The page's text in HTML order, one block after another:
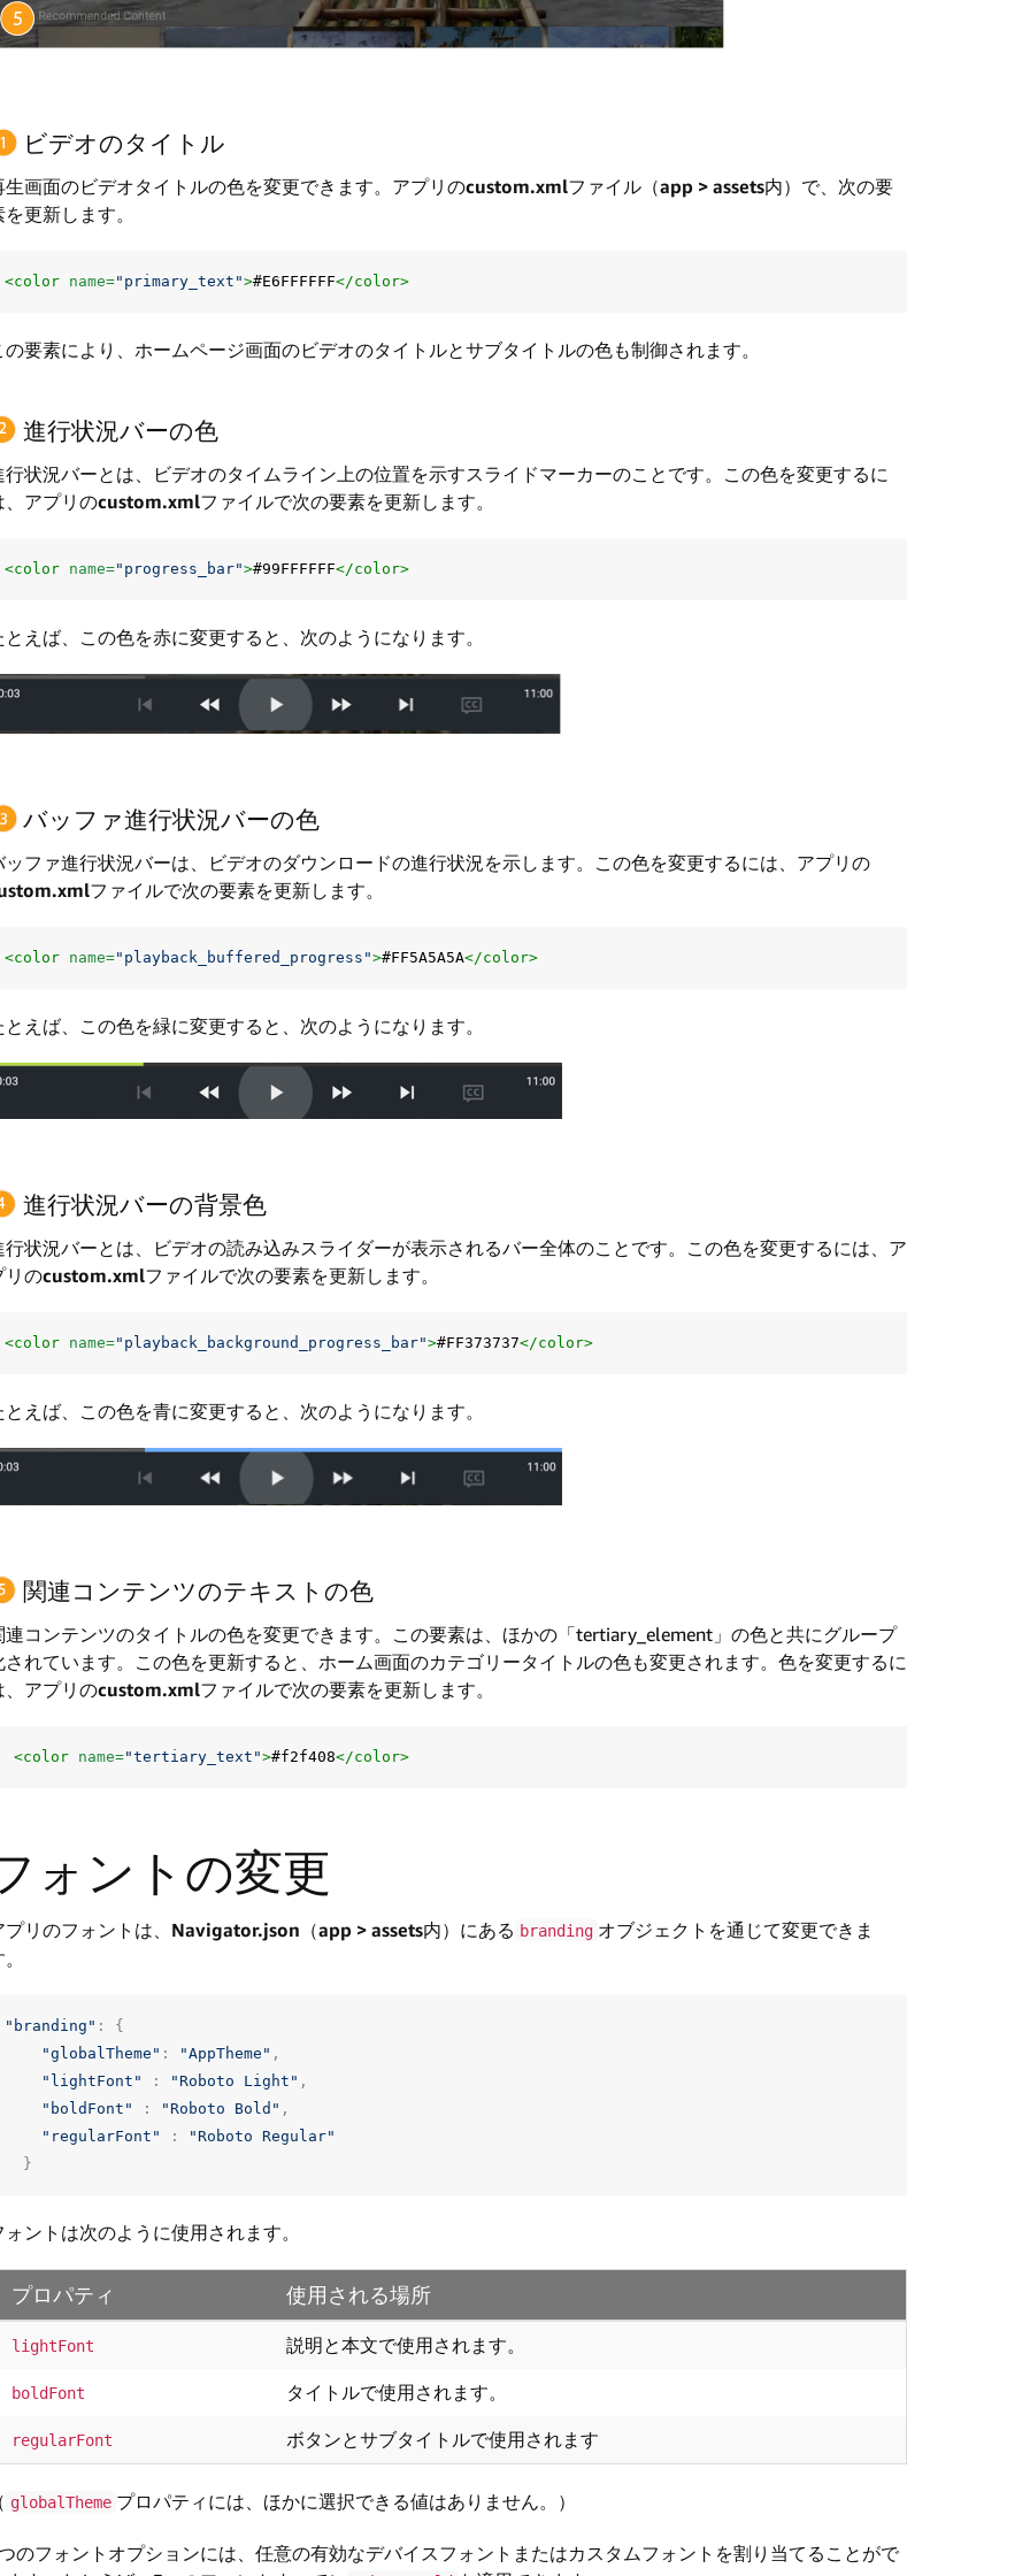
ビデオのタイトル
生画面のビデオタイトルの色を変更できます。アプリのcustom.xmlファイル（app > assets内）で、次の要
を更新します。
<color name="primary_text">#E6FFFFFF</color>
の要素により、ホームページ画面のビデオのタイトルとサブタイトルの色も制御されます。
進行状況バーの色
行状況バーとは、ビデオのタイムライン上の位置を示すスライドマーカーのことです。この色を変更するに
、アプリのcustom.xmlファイルで次の要素を更新します。
<color name="progress_bar">#99FFFFFF</color>
とえば、この色を赤に変更すると、次のようになります。
バッファ進行状況バーの色
ッファ進行状況バーは、ビデオのダウンロードの進行状況を示します。この色を変更するには、アプリの
ファイルで次の要素を更新します。
<color name="playback_buffered_progress">#FF5A5A5A</color>
とえば、この色を緑に変更すると、次のようになります。
進行状況バーの背景色
行状況バーとは、ビデオの読み込みスライダーが表示されるバー全体のことです。この色を変更するには、ア
リのcustom.xmlファイルで次の要素を更新します。
<color name="playback_background_progress_bar">#FF373737</color>
とえば、この色を青に変更すると、次のようになります。
関連コンテンツのテキストの色
連コンテンツのタイトルの色を変更できます。この要素は、ほかの「tertiary_element」の色と共にグループ
されています。この色を更新すると、ホーム画面のカテゴリータイトルの色も変更されます。色を変更するに
、アプリのcustom.xmlファイルで次の要素を更新します。
<color name="tertiary_text">#f2f408</color>
ォントの変更
プリのフォントは、 Navigator.json （app > assets内）にある branding オブジェクトを通じて変更できま
"branding" :
{
"globalTheme" : "AppTheme" ,
"lightFont"
: "Roboto Light" ,
"boldFont"
: "Roboto Bold" ,
"regularFont"
:
"Roboto Regular"
}
ォントは次のように使用されます。
プロパティ 使用される場所
lightFont 説明と本文で使用されます。
boldFont タイトルで使用されます。
regularFont ボタンとサブタイトルで使用されます
globalTheme プロパティには、ほかに選択できる値はありません。）
のフォントオプションには、任意の有効なデバイスフォントまたはカスタムフォントを割り当てることがで